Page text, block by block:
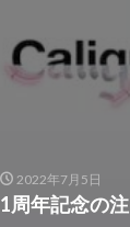
2022年7月5日
1周年記念の